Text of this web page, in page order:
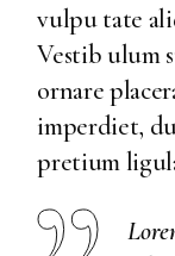
vulpu tate
Vestib ulum
ornare
imperdiet,
pretium